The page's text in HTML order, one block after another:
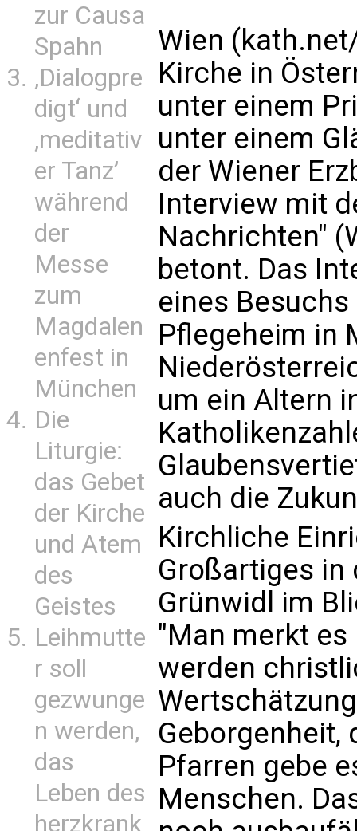
zur Causa
Spahn
‚Dialogpre
digt‘ und
‚meditativ
er Tanz’
während
der
Messe
zum
Magdalen
enfest in
München
Die
Liturgie:
das Gebet
der Kirche
und Atem
des
Geistes
Leihmutte
r soll
gezwunge
n werden,
das
Leben des
herzkrank
Wien
Kirche in
unter einem
unter einem
der Wiener
Interview mit
Nachrichten"
betont. Das
eines
Pflegeheim in
um ein Altern
auch die
Kirchliche
Großartiges in
Grünwidl im
"Man merkt es
werden
Geborgenheit,
Pfarren gebe
Menschen.